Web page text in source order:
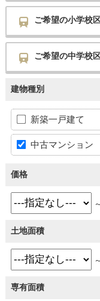
ご希望の小学校
ご希望の中学校
建物種別
新築一戸建て
中古マンション
価格
～
土地面積
～
専有面積